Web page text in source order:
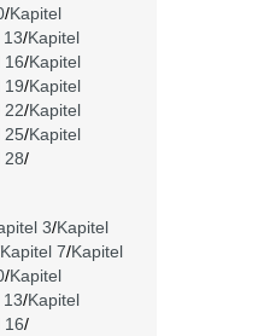
/Kapitel
13/Kapitel
16/Kapitel
19/Kapitel
22/Kapitel
25/Kapitel
28/
3/Kapitel
Kapitel 7/Kapitel
/Kapitel
13/Kapitel
16/